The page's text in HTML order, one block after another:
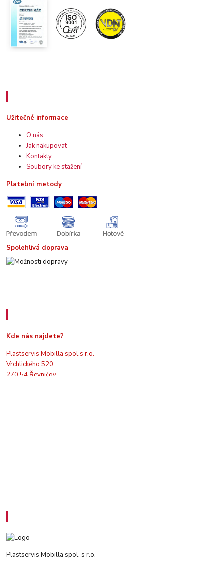
Užitečné informace
O nás
Jak nakupovat
Kontakty
Soubory ke stažení
Platební metody
Spolehlivá doprava
Kde nás najdete?
Plastservis Mobilla spol.s r.o.
Vrchlického 520
270 54 Řevničov
Plastservis Mobilla spol. s r.o.